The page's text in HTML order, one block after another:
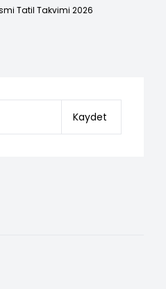
Tatil Takvimi 2026
Kaydet